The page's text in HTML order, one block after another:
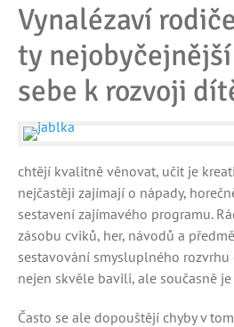
Vynalézaví
ty
sebe k rozvoji
chtějí kvalitně věnovat, učit je
nejčastěji zajímají o nápady,
sestavení zajímavého programu.
zásobu cviků, her, návodů a
sestavování smysluplného rozvrhu
nejen skvěle bavili, ale současně
Často se ale dopouštějí chyby v